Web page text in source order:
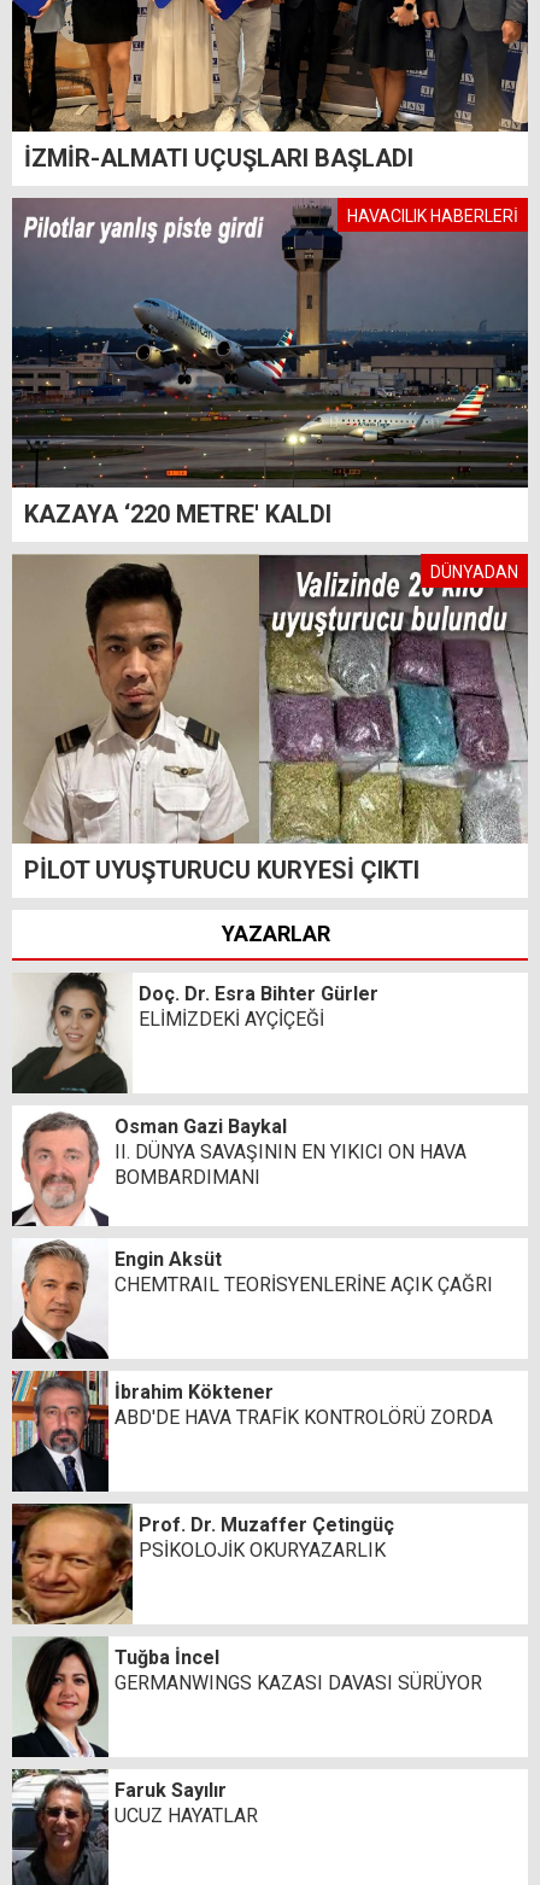
İZMİR-ALMATI UÇUŞLARI BAŞLADI
HAVACILIK HABERLERİ
KAZAYA ‘220 METRE' KALDI
DÜNYADAN
PİLOT UYUŞTURUCU KURYESİ ÇIKTI
YAZARLAR
Doç. Dr. Esra Bihter Gürler
ELİMİZDEKİ AYÇİÇEĞİ
Osman Gazi Baykal
II. DÜNYA SAVAŞININ EN YIKICI ON HAVA
BOMBARDIMANI
Engin Aksüt
CHEMTRAIL TEORİSYENLERİNE AÇIK ÇAĞRI
İbrahim Köktener
ABD'DE HAVA TRAFİK KONTROLÖRÜ ZORDA
Prof. Dr. Muzaffer Çetingüç
PSİKOLOJİK OKURYAZARLIK
Tuğba İncel
GERMANWINGS KAZASI DAVASI SÜRÜYOR
Faruk Sayılır
UCUZ HAYATLAR